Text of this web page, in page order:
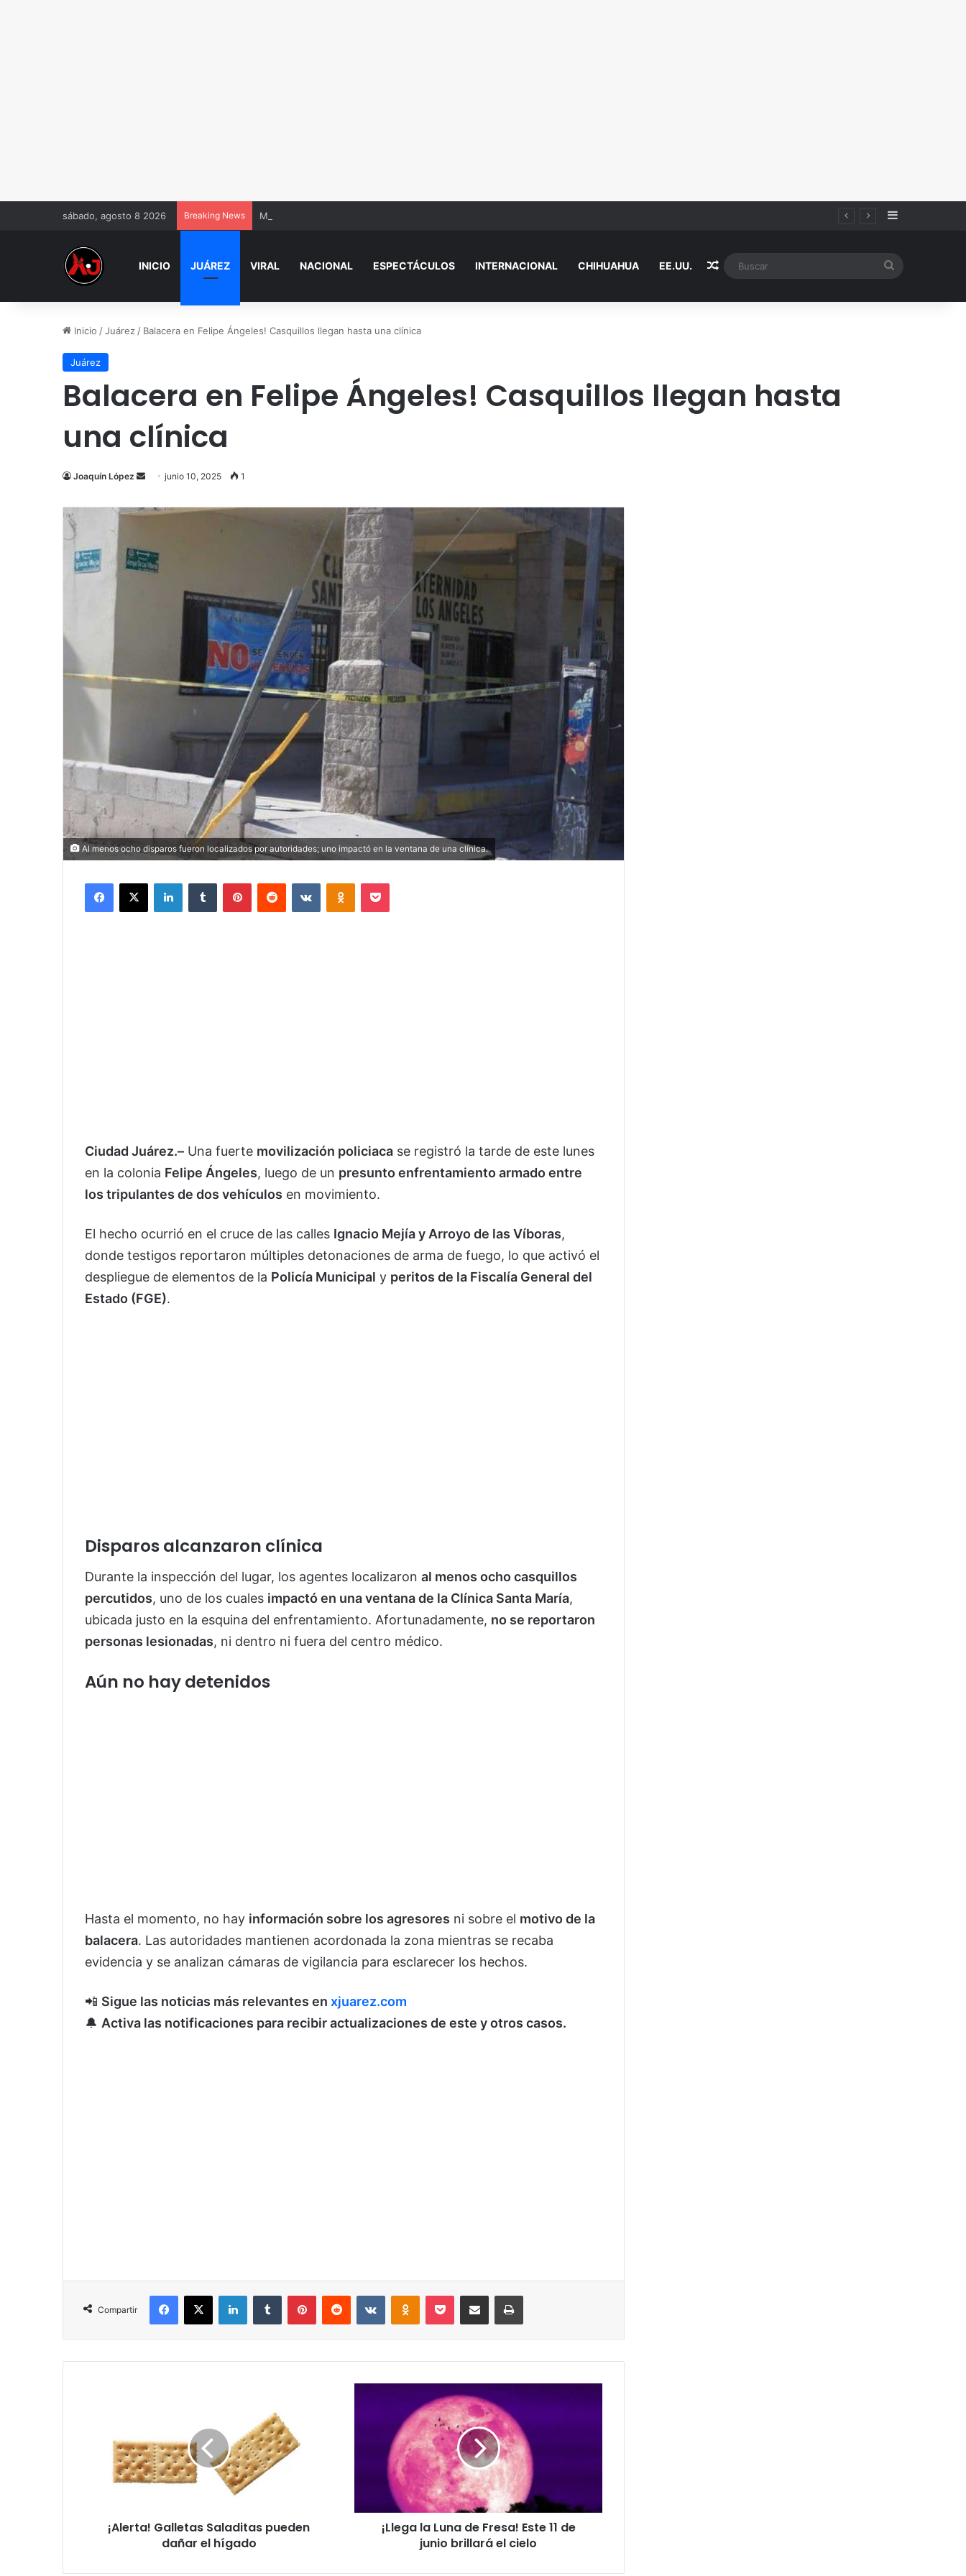
sábado, agosto 8 2026 Breaking News Muere Jorge Messi, papá de Lionel Messi, a los 68 años Sidebar
INICIO JUÁREZ VIRAL NACIONAL ESPECTÁCULOS INTERNACIONAL CHIHUAHUA EE.UU. Random Article
Inicio /Juárez / Balacera en Felipe Ángeles! Casquillos llegan hasta una clínica
Juárez
Balacera en Felipe Ángeles! Casquillos llegan hasta
una clínica
Joaquín López
Send
email
junio 10, 2025 1
Al menos ocho disparos fueron localizados por autoridades; uno impactó en la ventana de una clínica.
Facebook
X LinkedInTumblr PinterestReddit VKontakteOdnoklassniki
Pocket
Ciudad Juárez.– Una fuerte movilización policiaca se registró la tarde de este lunes
en la colonia Felipe Ángeles, luego de un presunto enfrentamiento armado entre
los tripulantes de dos vehículos en movimiento.
El hecho ocurrió en el cruce de las calles Ignacio Mejía y Arroyo de las Víboras,
donde testigos reportaron múltiples detonaciones de arma de fuego, lo que activó el
despliegue de elementos de la Policía Municipal y peritos de la Fiscalía General del
Estado (FGE).
Disparos alcanzaron clínica
Durante la inspección del lugar, los agentes localizaron al menos ocho casquillos
percutidos, uno de los cuales impactó en una ventana de la Clínica Santa María,
ubicada justo en la esquina del enfrentamiento. Afortunadamente, no se reportaron
personas lesionadas, ni dentro ni fuera del centro médico.
Aún no hay detenidos
Hasta el momento, no hay información sobre los agresores ni sobre el motivo de la
balacera. Las autoridades mantienen acordonada la zona mientras se recaba
evidencia y se analizan cámaras de vigilancia para esclarecer los hechos.
📲 Sigue las noticias más relevantes en xjuarez.com
🔔 Activa las notificaciones para recibir actualizaciones de este y otros casos.
Compartir
Facebook
X LinkedInTumblr PinterestReddit VKontakteOdnoklassniki
Pocket Share via Email Print
hígado
¡Alerta! Galletas Saladitas pueden
dañar el hígado
junio
brillará¡Llega la Luna de Fresa! Este 11 de
junio brillará el cielo